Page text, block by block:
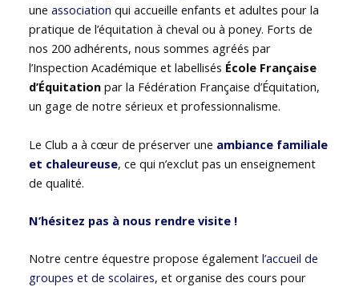
uneassociation qui accueille enfants et adultes pour la
pratique de l’équitation à cheval ou à poney. Forts de
nos 200 adhérents, nous sommes agréés par
l’Inspection Académique et labellisés École Française
d’Équitation par la Fédération Française d’Équitation,
un gage de notre sérieux et professionnalisme.
Le Club a à cœur de préserver une ambiance familiale
et chaleureuse, ce qui n’exclut pas un enseignement
de qualité.
N’hésitez pas à nous rendre visite !
Notre centre équestre propose égalementl’accueil de
groupes et de scolaires, et organise des cours pour